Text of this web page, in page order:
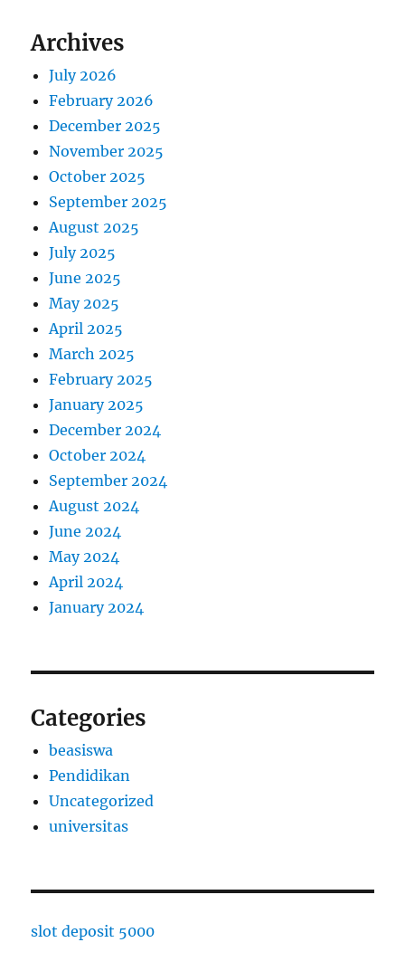
Archives
July 2026
February 2026
December 2025
November 2025
October 2025
September 2025
August 2025
July 2025
June 2025
May 2025
April 2025
March 2025
February 2025
January 2025
December 2024
October 2024
September 2024
August 2024
June 2024
May 2024
April 2024
January 2024
Categories
beasiswa
Pendidikan
Uncategorized
universitas
slot deposit 5000